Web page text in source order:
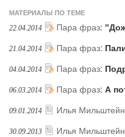
МАТЕРИАЛЫ ПО ТЕМЕ
22.04.2014 Пара фраз:
21.04.2014 Пара фраз:
04.04.2014 Пара фраз:
06.03.2014 Пара фраз: А
09.01.2014 Илья Мильштейн
30.09.2013 Илья Мильштейн